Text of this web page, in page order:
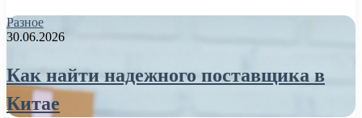
Разное
30.06.2026
Как найти надежного поставщика в
Китае